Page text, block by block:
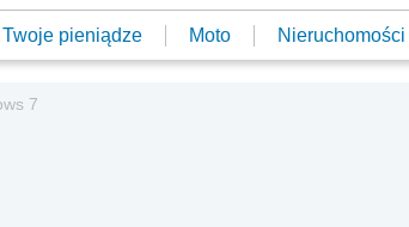
Twoje pieniądze Moto Nieruchomości
7